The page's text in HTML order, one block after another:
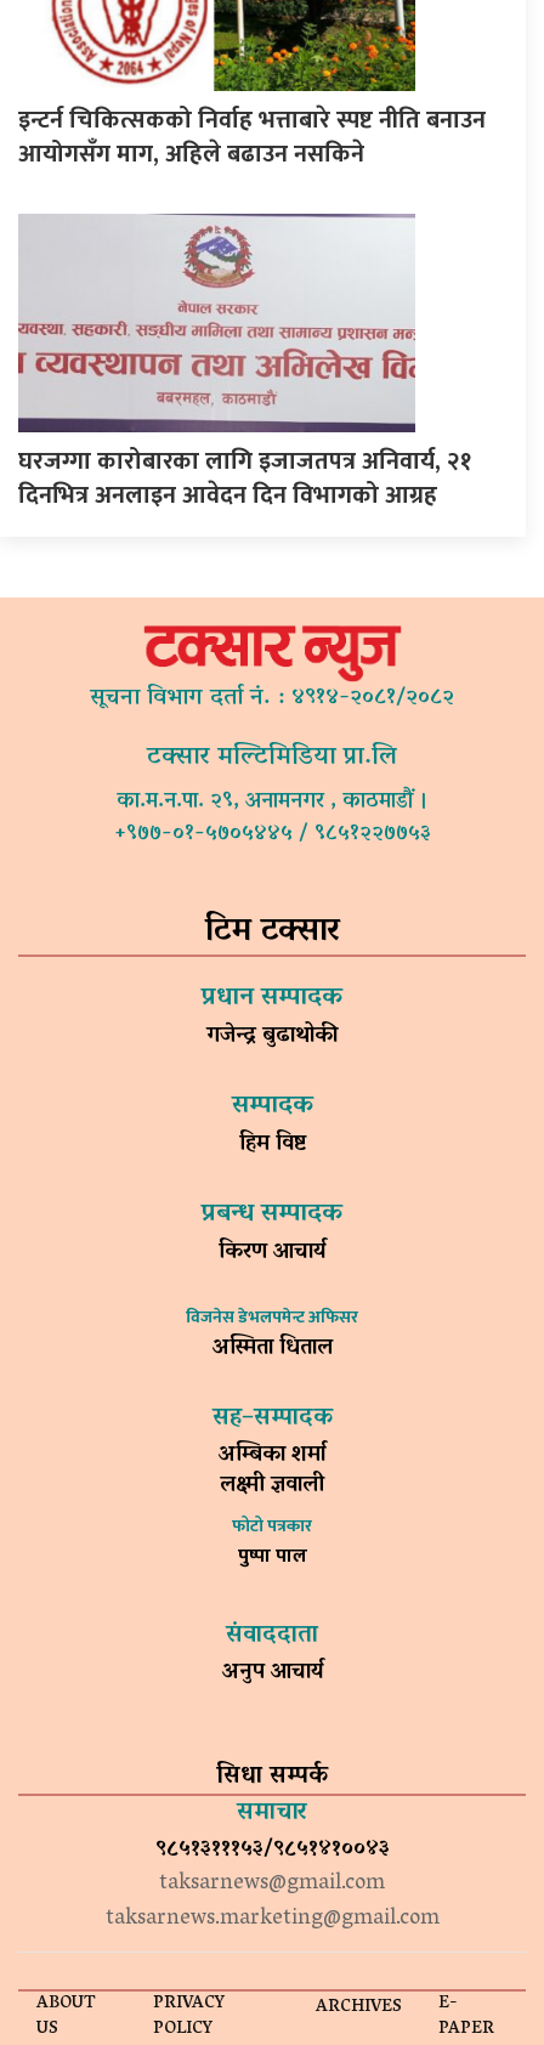
इन्टर्न चिकित्सकको निर्वाह भत्ताबारे स्पष्ट नीति बनाउन
आयोगसँग माग, अहिले बढाउन नसकिने
घरजग्गा कारोबारका लागि इजाजतपत्र अनिवार्य, २१
दिनभित्र अनलाइन आवेदन दिन विभागको आग्रह
सूचना विभाग दर्ता नं. : ४९१४-२०८१/२०८२
टक्सार मल्टिमिडिया प्रा.लि
का.म.न.पा. २९, अनामनगर , काठमाडौं ।
+९७७-०१-५७०५४४५ / ९८५१२२७७५३
टिम टक्सार
प्रधान सम्पादक
गजेन्द्र बुढाथोकी
सम्पादक
हिम विष्ट
प्रबन्ध सम्पादक
किरण आचार्य
विजनेस डेभलपमेन्ट अफिसर
अस्मिता धिताल
सह–सम्पादक
अम्बिका शर्मा
लक्ष्मी ज्ञवाली
फोटो पत्रकार
पुष्पा पाल
संवाददाता
अनुप आचार्य
सिधा सम्पर्क
समाचार
९८५१३१११५३/९८५१४१००४३
taksarnews@gmail.com
taksarnews.marketing@gmail.com
ABOUT
US
PRIVACY
POLICY
ARCHIVES E-
PAPER